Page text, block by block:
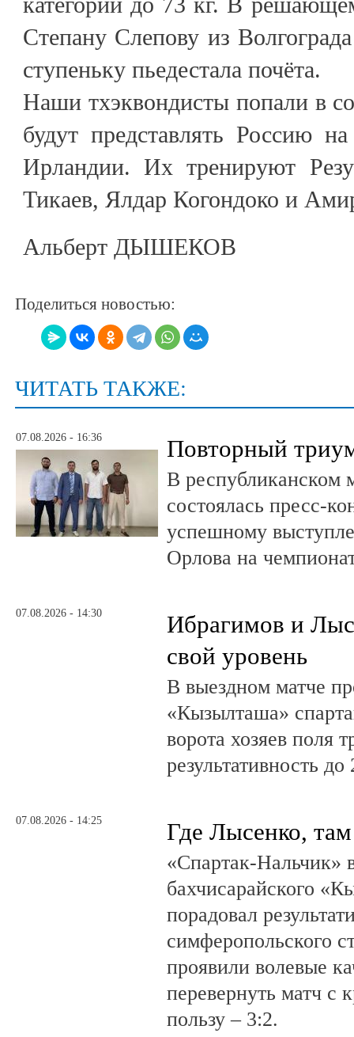
Степану Слепову из
ступеньку пьедестала почёта.
Наши тхэквондисты попали в
будут представлять Россию
Ирландии. Их тренируют
Тикаев, Ялдар Когондоко и
Альберт ДЫШЕКОВ
Поделиться новостью:
ЧИТАТЬ ТАКЖЕ:
07.08.2026 - 16:36 Повторный
В республиканском
состоялась пресс-
успешному
Орлова на
07.08.2026 - 14:30
Ибрагимов и
свой уровень
В выездном матче
«Кызылташа»
ворота хозяев поля
результативность
07.08.2026 - 14:25 Где Лысенко,
«Спартак-Нальчик»
бахчисарайского
порадовал
симферопольского
проявили волевые
перевернуть матч с
пользу – 3:2.